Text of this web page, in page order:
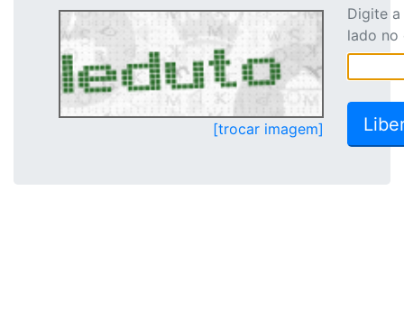
[trocar imagem]
Digite
lado no